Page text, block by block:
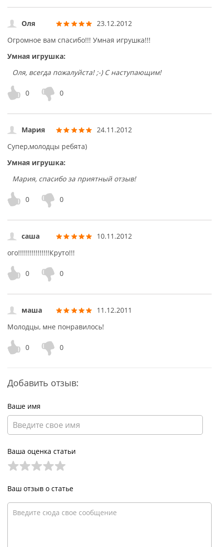
Оля
23.12.2012
Огромное вам спасибо!!! Умная игрушка!!!
Умная игрушка:
Оля, всегда пожалуйста! ;-) С наступающим!
0 0
Мария
24.11.2012
Супер,молодцы ребята)
Умная игрушка:
Мария, спасибо за приятный отзыв!
0 0
саша
10.11.2012
ого!!!!!!!!!!!!!!!!Круто!!!
0 0
маша
11.12.2011
Молодцы, мне понравилось!
0 0
Добавить отзыв:
Ваше имя
Ваша оценка статьи
Ваш отзыв о статье